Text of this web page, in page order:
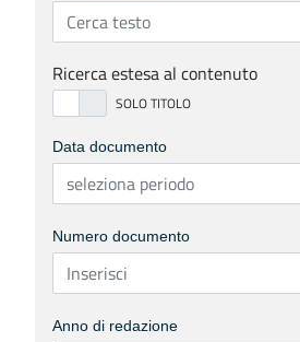
Ricerca estesa al contenuto
Data documento
Numero documento
Anno di redazione